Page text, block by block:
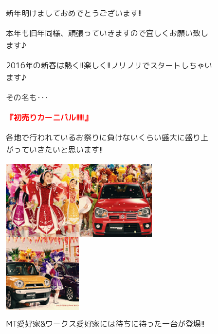
新年明けましておめでとうございます!!
本年も旧年同様、頑張っていきますので宜しくお願い致し
ます♪
2016年の新春は熱く!!楽しく!!ノリノリでスタートしちゃい
ます♪
その名も･･･
『初売りカーニバル!!!!!』
各地で行われているお祭りに負けないくらい盛大に盛り上
がっていきたいと思います!!
MT愛好家&ワークス愛好家には待ちに待った一台が登場!!